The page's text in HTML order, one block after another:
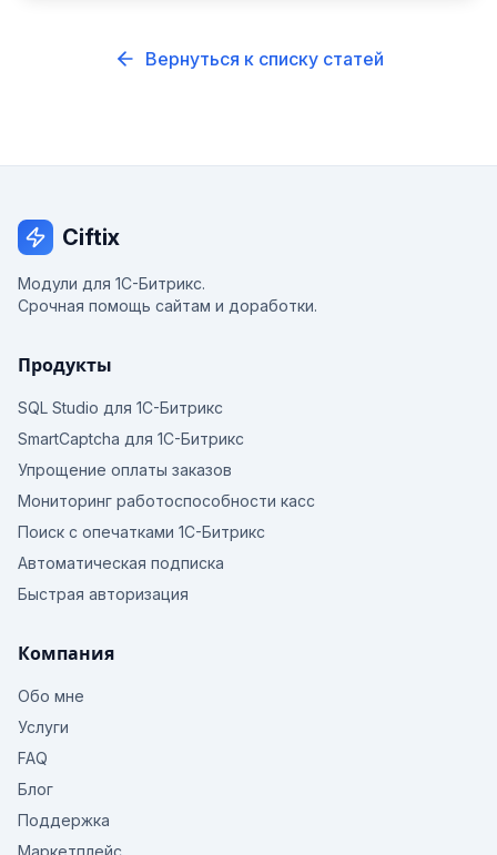
Вернуться к списку статей
Ciftix
Модули для 1С-Битрикс.
Срочная помощь сайтам и доработки.
Продукты
SQL Studio для 1С-Битрикс
SmartCaptcha для 1С-Битрикс
Упрощение оплаты заказов
Мониторинг работоспособности касс
Поиск с опечатками 1С-Битрикс
Автоматическая подписка
Быстрая авторизация
Компания
Обо мне
Услуги
FAQ
Блог
Поддержка
Маркетплейс